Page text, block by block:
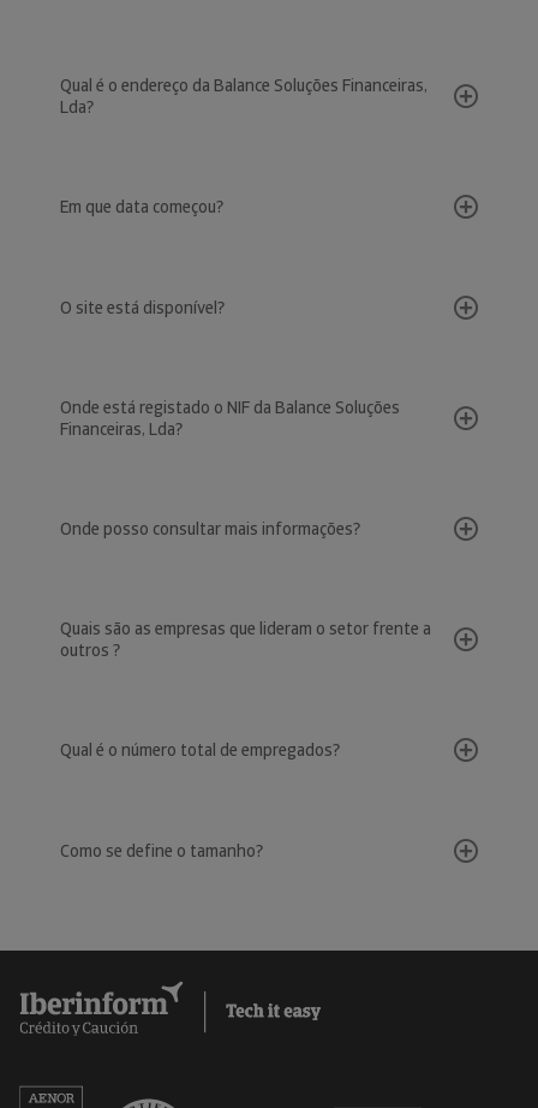
Qual é o endereço da Balance Soluções Financeiras,
Lda?
Em que data começou?
O site está disponível?
Onde está registado o NIF da Balance Soluções
Financeiras, Lda?
Onde posso consultar mais informações?
Quais são as empresas que lideram o setor frente a
outros ?
Qual é o número total de empregados?
Como se define o tamanho?